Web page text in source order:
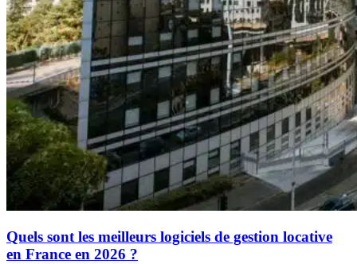
Quels sont les meilleurs logiciels de gestion locative
en France en 2026 ?